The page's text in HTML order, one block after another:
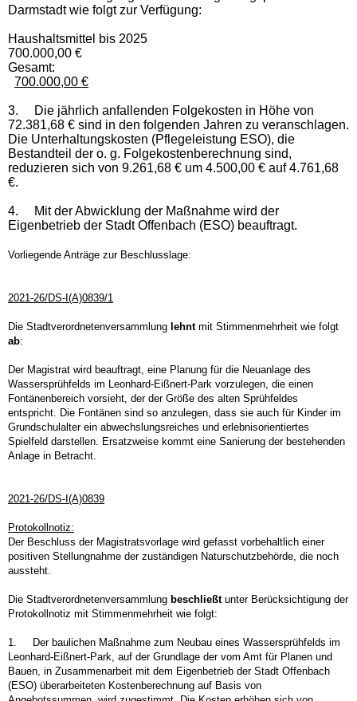
Darmstadt wie folgt zur Verfügung:
Haushaltsmittel bis 2025
700.000,00 €
Gesamt:
700.000,00 €
3.
Die jährlich anfallenden Folgekosten in Höhe von
72.381,68 € sind in den folgenden Jahren zu veranschlagen.
Die Unterhaltungskosten (Pflegeleistung ESO), die
Bestandteil der o. g. Folgekostenberechnung sind,
reduzieren sich von 9.261,68 € um 4.500,00 € auf 4.761,68
€.
4.
Mit der Abwicklung der Maßnahme wird der
Eigenbetrieb der Stadt Offenbach (ESO) beauftragt.
Vorliegende Anträge zur Beschlusslage:
2021-26/DS-I(A)0839/1
Die Stadtverordnetenversammlung lehntmit Stimmenmehrheit wie folgt
ab:
Der Magistrat wird beauftragt, eine Planung für die Neuanlage des
Wassersprühfelds im Leonhard-Eißnert-Park vorzulegen, die einen
Fontänenbereich vorsieht, der der Größe des alten Sprühfeldes
entspricht. Die Fontänen sind so anzulegen, dass sie auch für Kinder im
Grundschulalter ein abwechslungsreiches und erlebnisorientiertes
Spielfeld darstellen. Ersatzweise kommt eine Sanierung der bestehenden
Anlage in Betracht.
2021-26/DS-I(A)0839
Protokollnotiz:
Der Beschluss der Magistratsvorlage wird gefasst vorbehaltlich einer
positiven Stellungnahme der zuständigen Naturschutzbehörde, die noch
aussteht.
Die Stadtverordnetenversammlung beschließtunter Berücksichtigung der
Protokollnotiz mit Stimmenmehrheit wie folgt:
1.
Der baulichen Maßnahme zum Neubau eines Wassersprühfelds im
Leonhard-Eißnert-Park, auf der Grundlage der vom Amt für Planen und
Bauen, in Zusammenarbeit mit dem Eigenbetrieb der Stadt Offenbach
(ESO) überarbeiteten Kostenberechnung auf Basis von